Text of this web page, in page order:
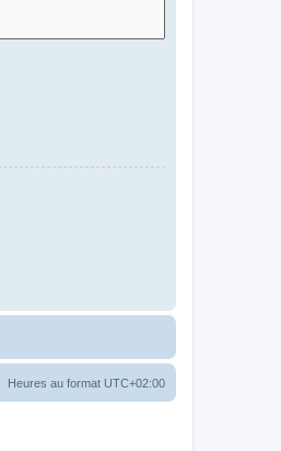
Heures au format UTC+02:00